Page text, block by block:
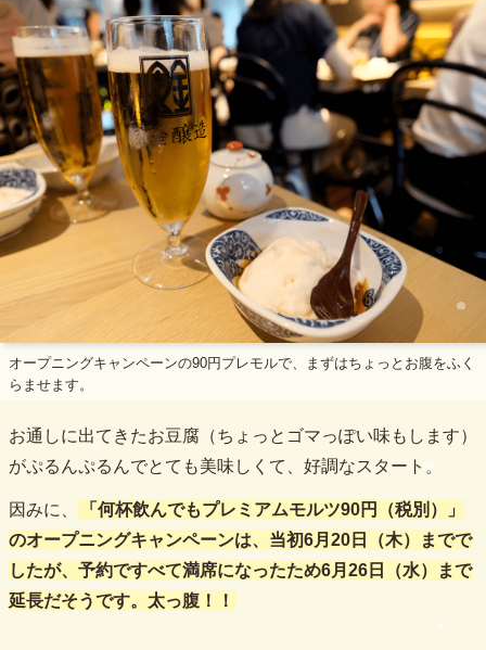
オープニングキャンペーンの90円プレモルで、まずはちょっとお腹をふく
らませます。
お通しに出てきたお豆腐（ちょっとゴマっぽい味もします）
がぷるんぷるんでとても美味しくて、好調なスタート。
因みに、
「何杯飲んでもプレミアムモルツ90円（税別）」
のオープニングキャンペーンは、当初6月20日（木）までで
したが、予約ですべて満席になったため6月26日（水）まで
延長だそうです。太っ腹！！